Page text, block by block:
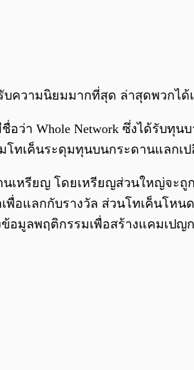
ความนิยมมากที่สุด ล่าสุดพวกได้
ว่า Whole Network ซึ่งได้รับทุ
โทเค็นระดุมทุนบนกระดานแลกเ
เหรียญ โดยเหรียญส่วนใหญ่จ
อแลกกับรางวัล ส่วนโทเค็นโ
อมูลพฤติกรรมเพื่อสร้างแคมเ